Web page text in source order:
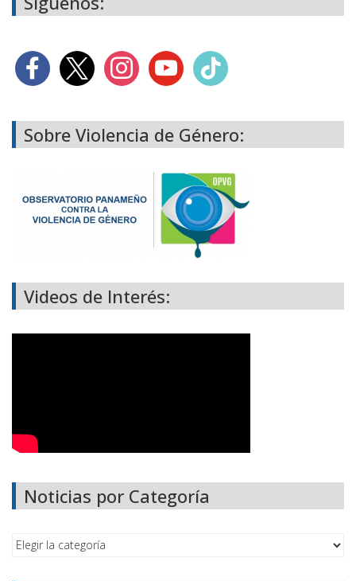
Sobre Violencia de Género:
Videos de Interés:
Noticias por Categoría